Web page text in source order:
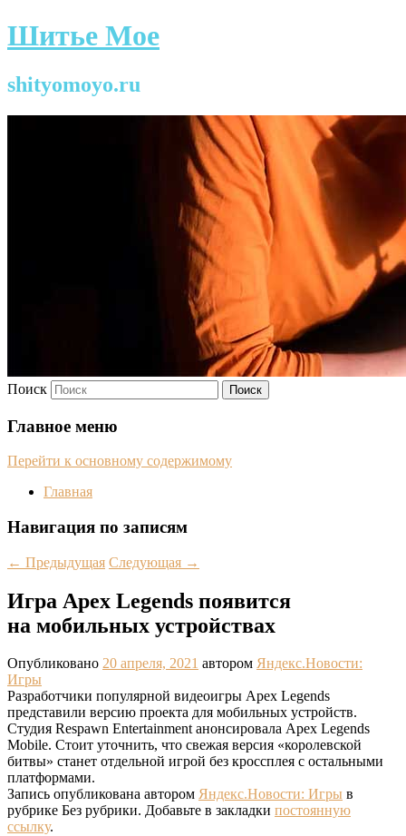
Шитье Мое
shityomoyo.ru
Поиск
Главное меню
Перейти к основному содержимому
Главная
Навигация по записям
← Предыдущая Следующая →
Игра Apex Legends появится
на мобильных устройствах
Опубликовано 20 апреля, 2021 автором Яндекс.Новости:
Игры
Разработчики популярной видеоигры Apex Legends
представили версию проекта для мобильных устройств.
Студия Respawn Entertainment анонсировала Apex Legends
Mobile. Стоит уточнить, что свежая версия «королевской
битвы» станет отдельной игрой без кроссплея с остальными
платформами.
Запись опубликована автором Яндекс.Новости: Игры в
рубрике Без рубрики. Добавьте в закладки постоянную
ссылку.